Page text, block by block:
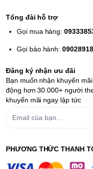
Tổng đài hỗ trợ
Gọi mua hàng:
Gọi bảo hành:
Đăng ký nhận ưu đãi
Bạn muốn nhận khuyến
động hơn 30.000+ người
khuyến mãi ngay lập tức
PHƯƠNG THỨC THANH